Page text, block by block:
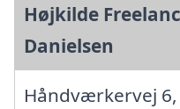
Højkilde
Danielsen
Håndværkervej